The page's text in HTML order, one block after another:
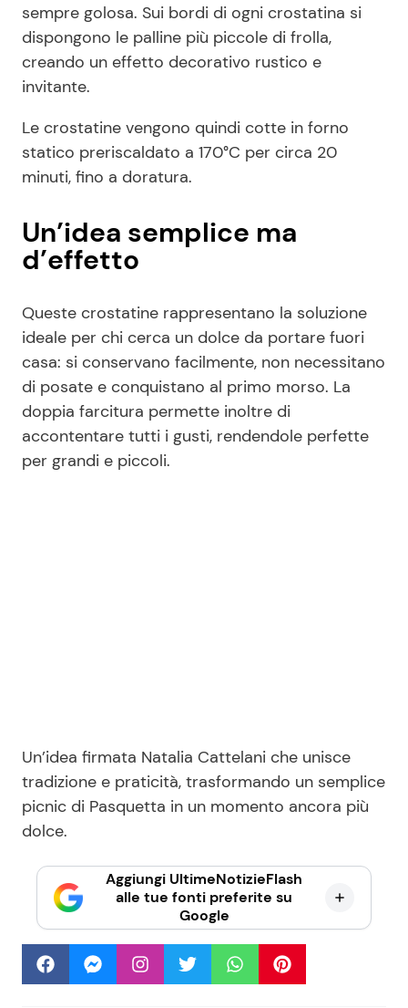
sempre golosa. Sui bordi di ogni crostatina si
dispongono le palline più piccole di frolla,
creando un effetto decorativo rustico e
invitante.
Le crostatine vengono quindi cotte in forno
statico preriscaldato a 170°C per circa 20
minuti, fino a doratura.
Un’idea semplice ma
d’effetto
Queste crostatine rappresentano la soluzione
ideale per chi cerca un dolce da portare fuori
casa: si conservano facilmente, non necessitano
di posate e conquistano al primo morso. La
doppia farcitura permette inoltre di
accontentare tutti i gusti, rendendole perfette
per grandi e piccoli.
Un’idea firmata Natalia Cattelani che unisce
tradizione e praticità, trasformando un semplice
picnic di Pasquetta in un momento ancora più
dolce.
Aggiungi UltimeNotizieFlash
alle tue fonti preferite su
Google